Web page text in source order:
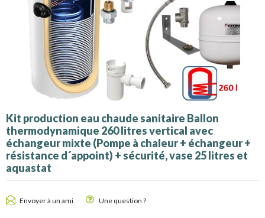
Kit production eau chaude sanitaire Ballon
thermodynamique 260 litres vertical avec
échangeur mixte (Pompe à chaleur + échangeur +
résistance d´appoint) + sécurité, vase 25 litres et
aquastat
Envoyer à un ami Une question ?